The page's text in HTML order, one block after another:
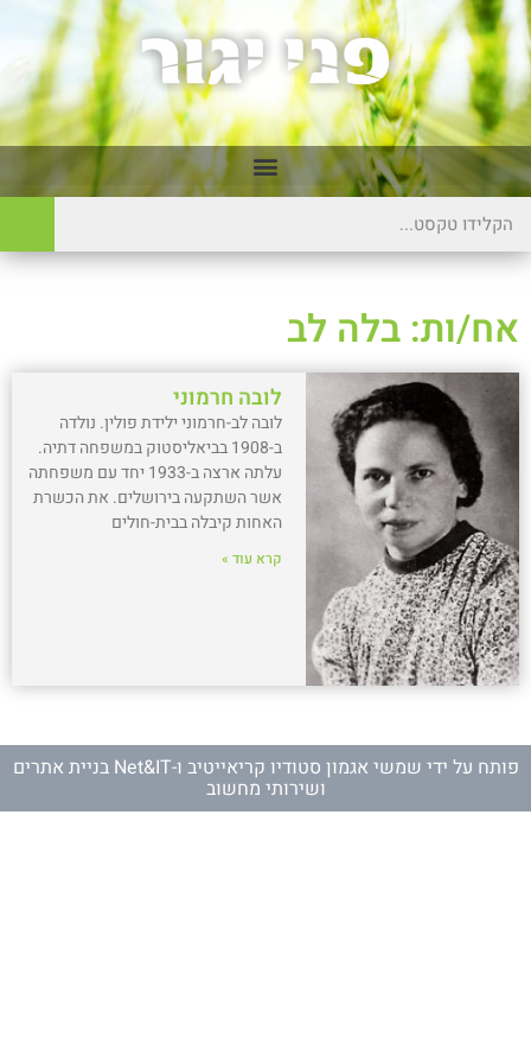
אח/ות: בלה לב
לובה חרמוני
לובה לב-חרמוני ילידת פולין. נולדה
ב-1908 בביאליסטוק במשפחה דתיה.
עלתה ארצה ב-1933 יחד עם משפחתה
אשר השתקעה בירושלים. את הכשרת
האחות קיבלה בבית-חולים
קרא עוד »
פותח על ידי שמשי אגמון סטודיו קריאייטיב ו- Net&IT בניית אתרים
ושירותי מחשוב